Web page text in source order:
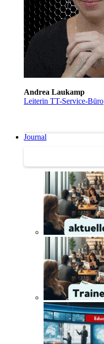
Andrea Laukamp
Leiterin TT-Service-Büro
Journal